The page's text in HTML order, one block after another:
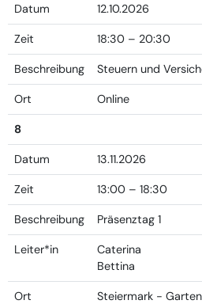
Datum 12.10.2026
Zeit 18:30 – 20:30
Beschreibung Steuern und
Ort Online
8
Datum 13.11.2026
Zeit 13:00 – 18:30
Beschreibung Präsenztag 1
Leiter*in
Caterina
Bettina
Ort Steiermark -